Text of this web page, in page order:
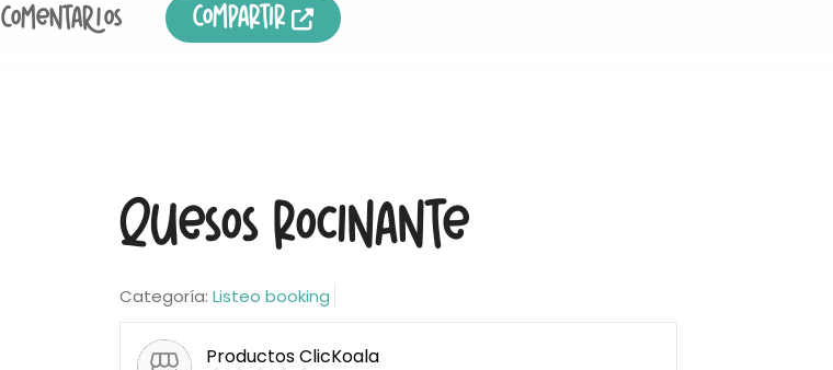
Comentarios Compartir
Quesos Rocinante
Categoría:Listeo booking
Productos ClicKoala